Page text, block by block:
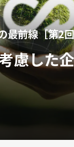
最前線［第2
慮した